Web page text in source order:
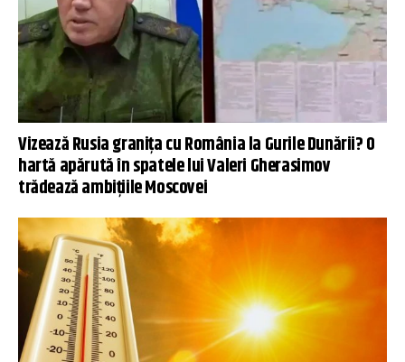
Vizează Rusia graniţa cu România la Gurile Dunării? O
hartă apărută în spatele lui Valeri Gherasimov
trădează ambițiile Moscovei